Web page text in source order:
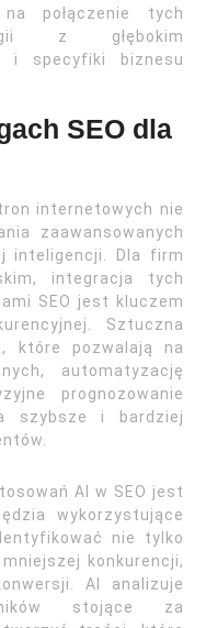
połączenie tych
z głębokim
i specyfiki biznesu
SEO dla
internetowych nie
zaawansowanych
inteligencji. Dla firm
integracja tych
SEO jest kluczem
Sztuczna
które pozwalają na
automatyzację
prognozowanie
szybsze i bardziej
AI w SEO jest
wykorzystujące
nie tylko
konkurencji,
AI analizuje
stojące za